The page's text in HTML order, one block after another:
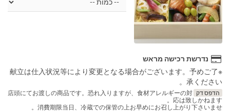
נדרשת רכישה מראש
※献立は仕入状況等により変更となる場合がございます。予めご了
承ください。
הדפס דק 店頭にてお渡しの商品です。恐れ入りますが、食材アレルギーの対
応は致しかねます。
消費期限当日、冷蔵での保管の上お早めにお召し上がり下さいませ。